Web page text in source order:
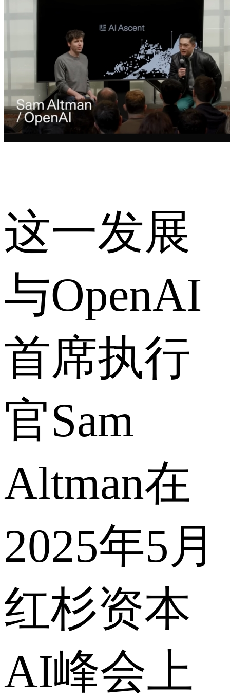
这一发展
与OpenAI
首席执行
官Sam
Altman在
2025年5月
红杉资本
AI峰会上